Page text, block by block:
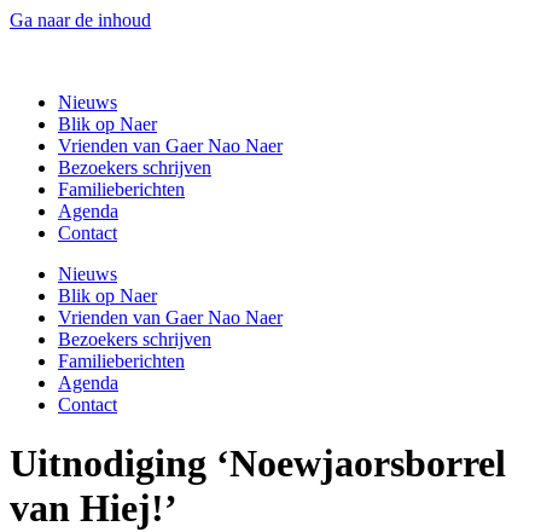
Ga naar de inhoud
Nieuws
Blik op Naer
Vrienden van Gaer Nao Naer
Bezoekers schrijven
Familieberichten
Agenda
Contact
Nieuws
Blik op Naer
Vrienden van Gaer Nao Naer
Bezoekers schrijven
Familieberichten
Agenda
Contact
Uitnodiging ‘Noewjaorsborrel
van Hiej!’